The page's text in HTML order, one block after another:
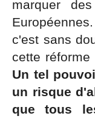
marquer
c'est sans
cette réforme
Un tel
un risque
que tous